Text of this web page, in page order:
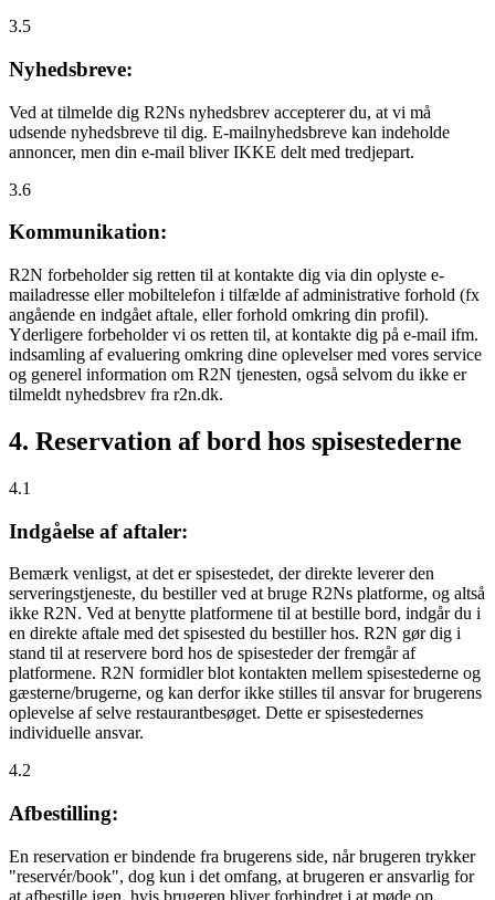
3.5
Nyhedsbreve:
Ved at tilmelde dig R2Ns nyhedsbrev accepterer du, at vi må
udsende nyhedsbreve til dig. E-mailnyhedsbreve kan indeholde
annoncer, men din e-mail bliver IKKE delt med tredjepart.
3.6
Kommunikation:
R2N forbeholder sig retten til at kontakte dig via din oplyste e-
mailadresse eller mobiltelefon i tilfælde af administrative forhold (fx
angående en indgået aftale, eller forhold omkring din profil).
Yderligere forbeholder vi os retten til, at kontakte dig på e-mail ifm.
indsamling af evaluering omkring dine oplevelser med vores service
og generel information om R2N tjenesten, også selvom du ikke er
tilmeldt nyhedsbrev fra r2n.dk.
4. Reservation af bord hos spisestederne
4.1
Indgåelse af aftaler:
Bemærk venligst, at det er spisestedet, der direkte leverer den
serveringstjeneste, du bestiller ved at bruge R2Ns platforme, og altså
ikke R2N. Ved at benytte platformene til at bestille bord, indgår du i
en direkte aftale med det spisested du bestiller hos. R2N gør dig i
stand til at reservere bord hos de spisesteder der fremgår af
platformene. R2N formidler blot kontakten mellem spisestederne og
gæsterne/brugerne, og kan derfor ikke stilles til ansvar for brugerens
oplevelse af selve restaurantbesøget. Dette er spisestedernes
individuelle ansvar.
4.2
Afbestilling:
En reservation er bindende fra brugerens side, når brugeren trykker
"reservér/book", dog kun i det omfang, at brugeren er ansvarlig for
at afbestille igen, hvis brugeren bliver forhindret i at møde op.